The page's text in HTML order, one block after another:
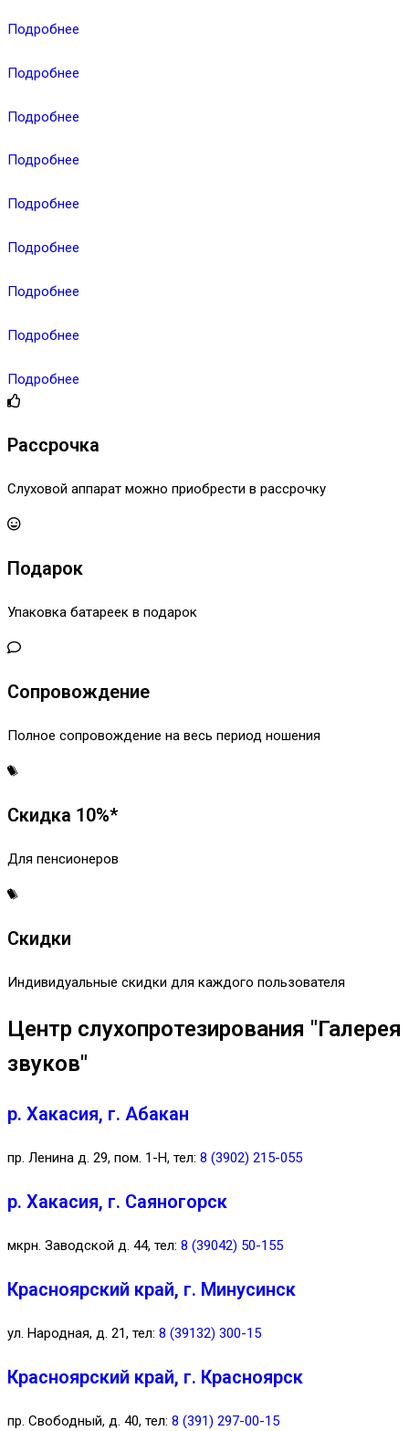
Подробнее
Подробнее
Подробнее
Подробнее
Подробнее
Подробнее
Подробнее
Подробнее
Подробнее
Рассрочка
Слуховой аппарат можно приобрести в рассрочку
Подарок
Упаковка батареек в подарок
Сопровождение
Полное сопровождение на весь период ношения
Скидка 10%*
Для пенсионеров
Скидки
Индивидуальные скидки для каждого пользователя
Центр слухопротезирования "Галерея
звуков"
р. Хакасия, г. Абакан
пр. Ленина д. 29, пом. 1-Н, тел: 8 (3902) 215-055
р. Хакасия, г. Саяногорск
мкрн. Заводской д. 44, тел: 8 (39042) 50-155
Красноярский край, г. Минусинск
ул. Народная, д. 21, тел: 8 (39132) 300-15
Красноярский край, г. Красноярск
пр. Свободный, д. 40, тел: 8 (391) 297-00-15